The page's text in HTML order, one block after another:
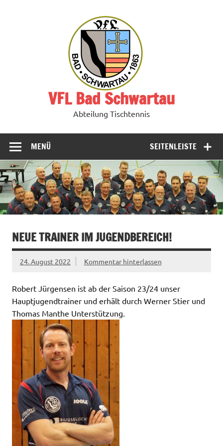
VFL Bad Schwartau
Abteilung Tischtennis
SEITENLEISTE
MENÜ
NEUE TRAINER IM JUGENDBEREICH!
24. August 2022 Kommentar hinterlassen
Robert Jürgensen ist ab der Saison 23/24 unser
Hauptjugendtrainer und erhält durch Werner Stier und
Thomas Manthe Unterstützung.